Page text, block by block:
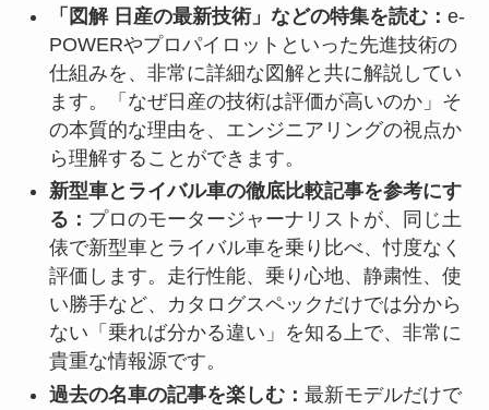
「図解 日産の最新技術」などの特集を読む： e-
POWERやプロパイロットといった先進技術の
仕組みを、非常に詳細な図解と共に解説してい
ます。「なぜ日産の技術は評価が高いのか」そ
の本質的な理由を、エンジニアリングの視点か
ら理解することができます。
新型車とライバル車の徹底比較記事を参考にす
る： プロのモータージャーナリストが、同じ土
俵で新型車とライバル車を乗り比べ、忖度なく
評価します。走行性能、乗り心地、静粛性、使
い勝手など、カタログスペックだけでは分から
ない「乗れば分かる違い」を知る上で、非常に
貴重な情報源です。
過去の名車の記事を楽しむ： 最新モデルだけで